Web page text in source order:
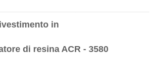
in
di resina ACR - 3580